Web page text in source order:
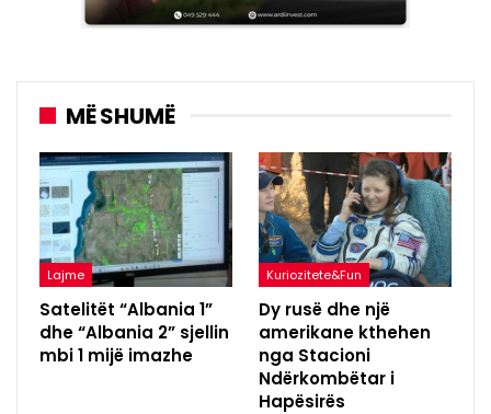
MË SHUMË
Lajme
Satelitët “Albania 1”
dhe “Albania 2” sjellin
mbi 1 mijë imazhe
Kuriozitete&Fun
Dy rusë dhe një
amerikane kthehen
nga Stacioni
Ndërkombëtar i
Hapësirës